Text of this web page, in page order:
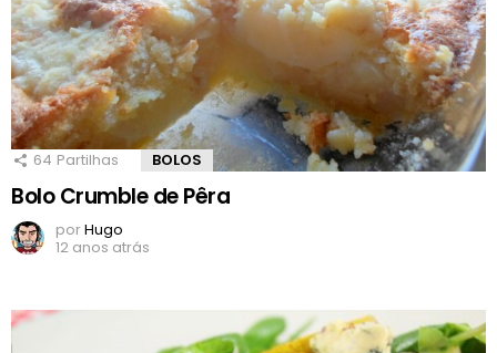
64 Partilhas BOLOS
Bolo Crumble de Pêra
porHugo
12 anos atrás